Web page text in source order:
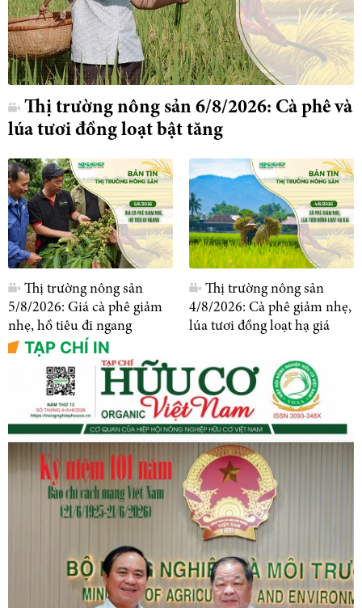
Thị trường nông sản 6/8/2026: Cà phê và
lúa tươi đồng loạt bật tăng
Thị trường nông sản
5/8/2026: Giá cà phê giảm
nhẹ, hồ tiêu đi ngang
Thị trường nông sản
4/8/2026: Cà phê giảm nhẹ,
lúa tươi đồng loạt hạ giá
TẠP CHÍ IN